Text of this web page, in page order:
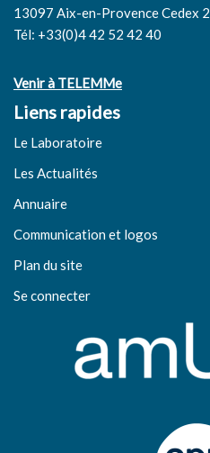
13097 Aix-en-Provence Cedex 2
Tél: +33(0)4 42 52 42 40
Venir à TELEMMe
Liens rapides
Le Laboratoire
Les Actualités
Annuaire
Communication et logos
Plan du site
Se connecter